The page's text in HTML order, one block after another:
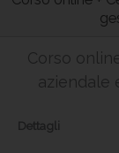
Corso
aziendale
Dettagli